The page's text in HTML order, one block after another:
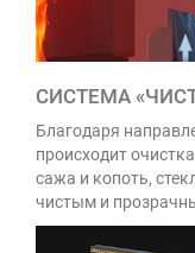
СИСТЕМА
Благодаря
происходит
сажа и копоть,
чистым и